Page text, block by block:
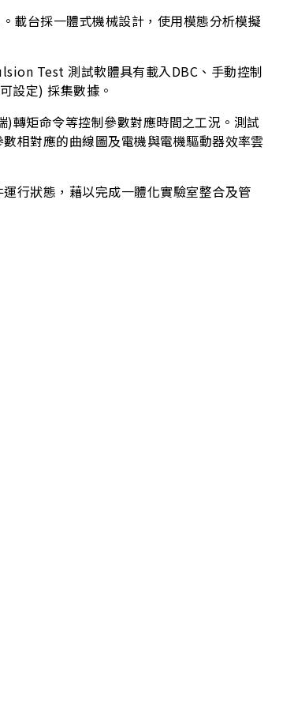
載台採一體式機械設計，使用模態分析模擬
Test 測試軟體具有載入DBC、手動控制
設定) 採集數據。
轉矩命令等控制參數對應時間之工況。測試
相對應的曲線圖及電機與電機驅動器效率雲
行狀態，藉以完成一體化實驗室整合及管